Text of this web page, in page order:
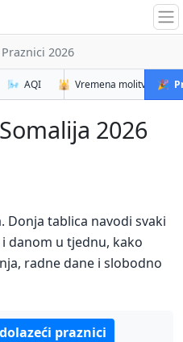
2026
🌬️ AQI 🕌 Vremena molitve 🎉
2026
Donja tablica navodi svaki
danom u tjednu, kako
radne dane i slobodno
praznici